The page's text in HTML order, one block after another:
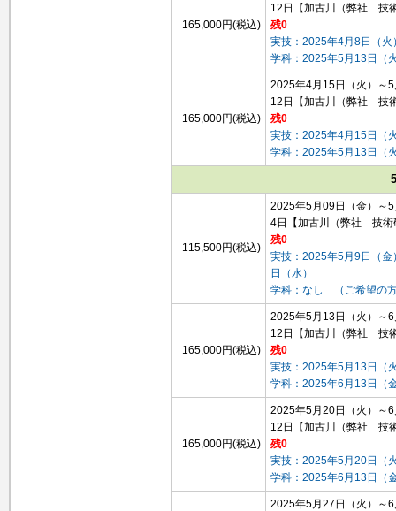
165,000円(税込)
12日
【加古川（弊社 技
残0
実技：2025年4月8日（
学科：2025年5月13日（
165,000円(税込)
2025年4月15日（火）～
12日
【加古川（弊社 技
残0
実技：2025年4月15日（
学科：2025年5月13日（
115,500円(税込)
2025年5月09日（金）～
4日
【加古川（弊社 技
残0
実技：2025年5月9日（
日（水）
学科：なし （ご希望の
165,000円(税込)
2025年5月13日（火）～
12日
【加古川（弊社 技
残0
実技：2025年5月13日（
学科：2025年6月13日（
165,000円(税込)
2025年5月20日（火）～
12日
【加古川（弊社 技
残0
実技：2025年5月20日（
学科：2025年6月13日（
2025年5月27日（火）～